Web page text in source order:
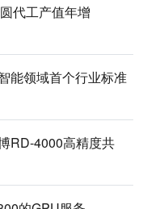
代工产值年增
能领域首个行业标准
RD-4000高精度共